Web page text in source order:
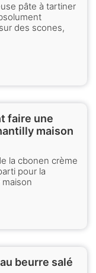
pâte à tartiner
des scones,
faire une
maison
la cbonen crème
pour la
beurre salé